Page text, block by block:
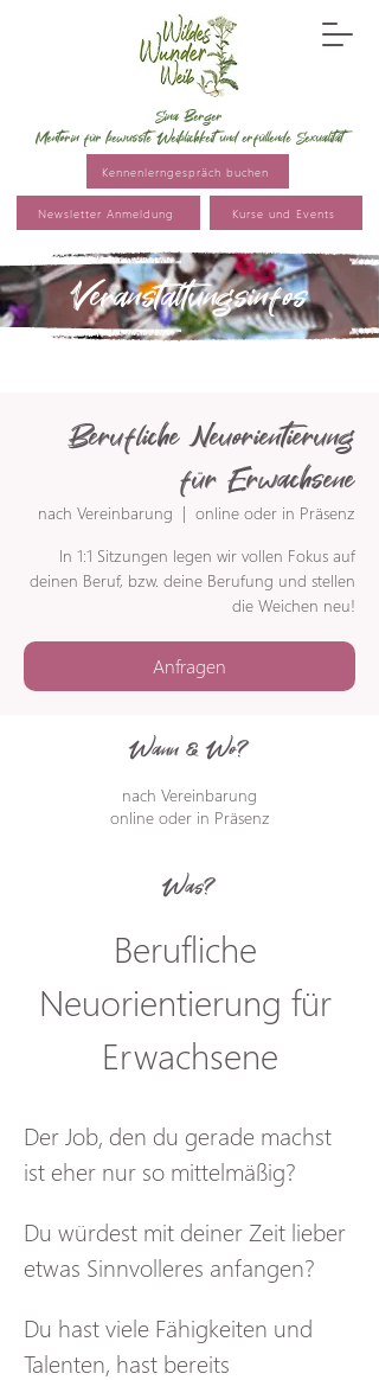
Sina Berger
Mentorin für bewusste Weiblichkeit und erfüllende Sexualität
Newsletter Anmeldung
Kennenlerngespräch buchen
Kurse und Events
Veranstaltungsinfos
Berufliche Neuorientierung
für Erwachsene
nach Vereinbarung
  |
online oder in Präsenz
In 1:1 Sitzungen legen wir vollen Fokus auf
deinen Beruf, bzw. deine Berufung und stellen
die Weichen neu!
Anfragen
Wann & Wo?
nach Vereinbarung
online oder in Präsenz
Was?
Berufliche
Neuorientierung für
Erwachsene
Der Job, den du gerade machst
ist eher nur so mittelmäßig?
Du würdest mit deiner Zeit lieber
etwas Sinnvolleres anfangen?
Du hast viele Fähigkeiten und
Talenten, hast bereits